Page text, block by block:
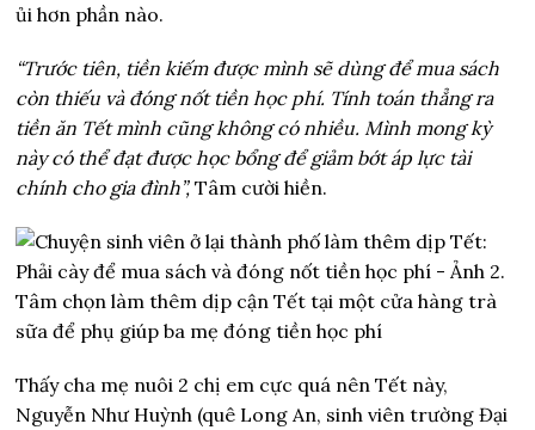
ủi hơn phần nào.
“Trước tiên, tiền kiếm được mình sẽ dùng để mua sách
còn thiếu và đóng nốt tiền học phí. Tính toán thẳng ra
tiền ăn Tết mình cũng không có nhiều. Mình mong kỳ
này có thể đạt được học bổng để giảm bớt áp lực tài
chính cho gia đình”, Tâm cười hiền.
Tâm chọn làm thêm dịp cận Tết tại một cửa hàng trà
sữa để phụ giúp ba mẹ đóng tiền học phí
Thấy cha mẹ nuôi 2 chị em cực quá nên Tết này,
Nguyễn Như Huỳnh (quê Long An, sinh viên trường Đại